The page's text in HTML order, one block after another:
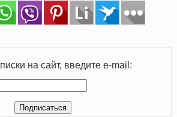
на сайт, введите e-mail: